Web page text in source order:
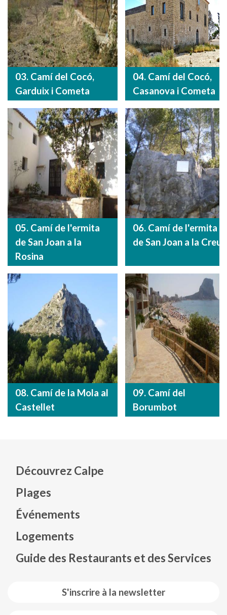
03. Camí del Cocó,
Garduix i Cometa
04. Camí del Cocó,
Casanova i Cometa
05. Camí de l'ermita
de San Joan a la
Rosina
06. Camí de l'ermita
de San Joan a la Creu
08. Camí de la Mola al
Castellet
09. Camí del
Borumbot
S'inscrire à la newsletter
Découvrez Calpe
Plages
Événements
Logements
Guide des Restaurants et des Services